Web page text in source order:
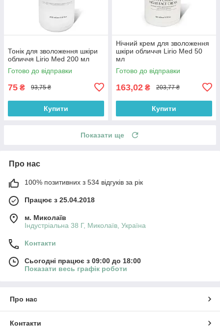
Тонік для зволоження шкіри
обличчя Lirio Med 200 мл
Готово до відправки
75 ₴ 93,75 ₴
Купити
Нічний крем для зволоження
шкіри обличчя Lirio Med 50
мл
Готово до відправки
163,02 ₴ 203,77 ₴
Купити
Показати ще
Про нас
100% позитивних з 534 відгуків за рік
Працює з 25.04.2018
м. Миколаїв
Індустріальна 38 Г, Миколаїв, Україна
Контакти
Сьогодні працює з 09:00 до 18:00
Показати весь графік роботи
Про нас
Контакти